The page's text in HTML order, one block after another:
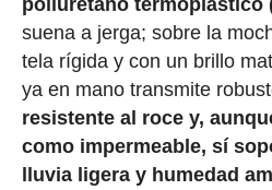
suena a jerga; sobre la
tela rígida y con un brillo
ya en mano transmite
resistente al roce y,
como impermeable, sí
lluvia ligera y humedad